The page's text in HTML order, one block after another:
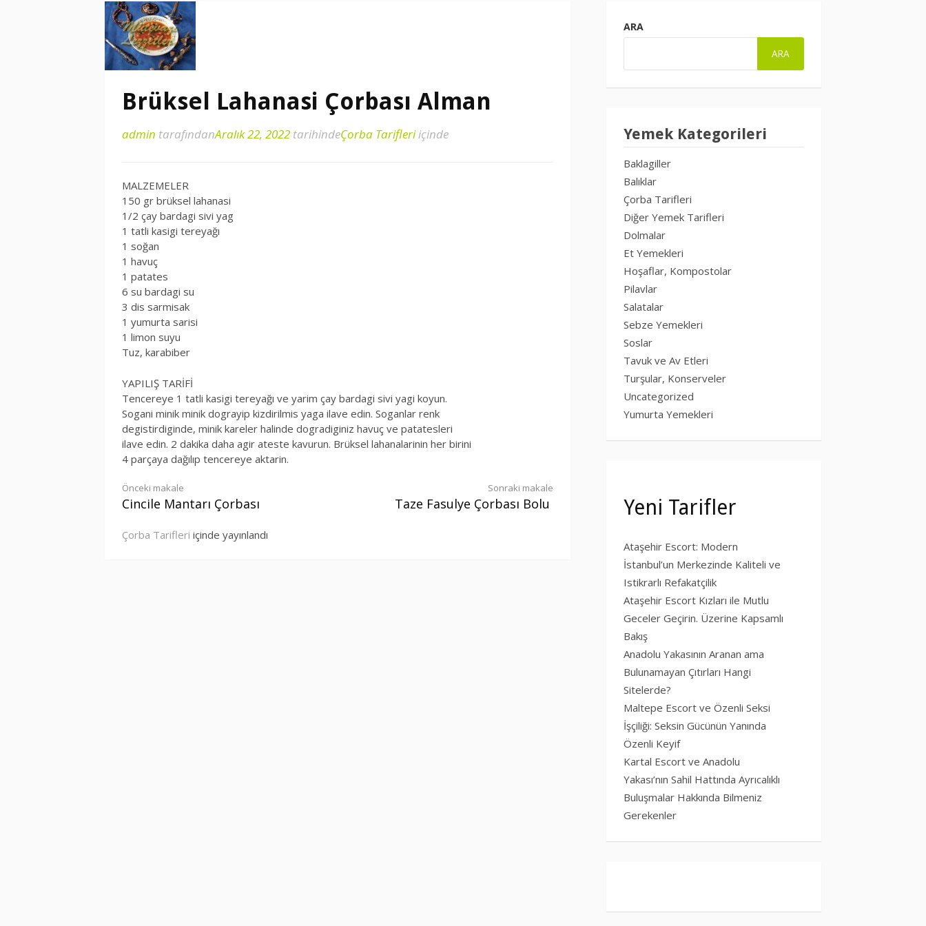
Brüksel Lahanasi Çorbası Alman
admin tarafındanAralık 22, 2022 tarihindeÇorba Tarifleriiçinde
MALZEMELER
150 gr brüksel lahanasi
1/2 çay bardagi sivi yag
1 tatli kasigi tereyağı
1 soğan
1 havuç
1 patates
6 su bardagi su
3 dis sarmisak
1 yumurta sarisi
1 limon suyu
Tuz, karabiber
YAPILIŞ TARİFİ
Tencereye 1 tatli kasigi tereyağı ve yarim çay bardagi sivi yagi koyun.
Sogani minik minik dograyip kizdirilmis yaga ilave edin. Soganlar renk
degistirdiginde, minik kareler halinde dogradiginiz havuç ve patatesleri
ilave edin. 2 dakika daha agir ateste kavurun. Brüksel lahanalarinin her birini
4 parçaya dağılıp tencereye aktarin.
Okumaya
et
Önceki makale
Cincile Mantarı Çorbası
Sonraki makale
Taze Fasulye Çorbası Bolu
Çorba Tarifleri içinde yayınlandı
ARA
ARA
Yemek Kategorileri
Baklagiller
Balıklar
Çorba Tarifleri
Diğer Yemek Tarifleri
Dolmalar
Et Yemekleri
Hoşaflar, Kompostolar
Pilavlar
Salatalar
Sebze Yemekleri
Soslar
Tavuk ve Av Etleri
Turşular, Konserveler
Uncategorized
Yumurta Yemekleri
Yeni Tarifler
Ataşehir Escort: Modern
İstanbul’un Merkezinde Kaliteli ve
Istikrarlı Refakatçilik
Ataşehir Escort Kızları ile Mutlu
Geceler Geçirin. Üzerine Kapsamlı
Bakış
Anadolu Yakasının Aranan ama
Bulunamayan Çıtırları Hangi
Sitelerde?
Maltepe Escort ve Özenli Seksi
İşçiliği: Seksin Gücünün Yanında
Özenli Keyif
Kartal Escort ve Anadolu
Yakası’nın Sahil Hattında Ayrıcalıklı
Buluşmalar Hakkında Bilmeniz
Gerekenler